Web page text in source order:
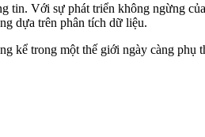
tin. Với sự phát triển không ngừng
dựa trên phân tích dữ liệu.
kể trong một thế giới ngày càng phụ